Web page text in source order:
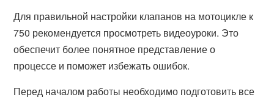
Для правильной настройки клапанов на мотоцикле к
750 рекомендуется просмотреть видеоуроки. Это
обеспечит более понятное представление о
процессе и поможет избежать ошибок.
Перед началом работы необходимо подготовить все